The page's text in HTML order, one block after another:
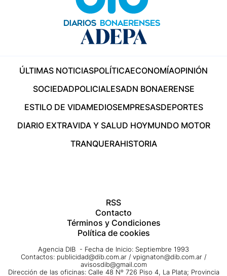
ÚLTIMAS NOTICIASPOLÍTICAECONOMÍAOPINIÓN
SOCIEDADPOLICIALESADN BONAERENSE
ESTILO DE VIDAMEDIOSEMPRESASDEPORTES
DIARIO EXTRAVIDA Y SALUD HOYMUNDO MOTOR
TRANQUERAHISTORIA
RSS
Contacto
Términos y Condiciones
Política de cookies
Agencia DIB - Fecha de Inicio: Septiembre 1993
Contactos: publicidad@dib.com.ar / vpignaton@dib.com.ar /
avisosdib@gmail.com
Dirección de las oficinas: Calle 48 Nº 726 Piso 4, La Plata; Provincia